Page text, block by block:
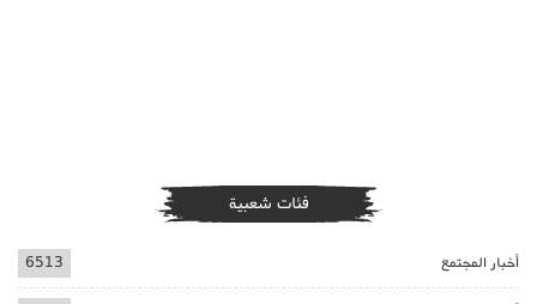
فئات شعبية
أخبار المجتمع 6513